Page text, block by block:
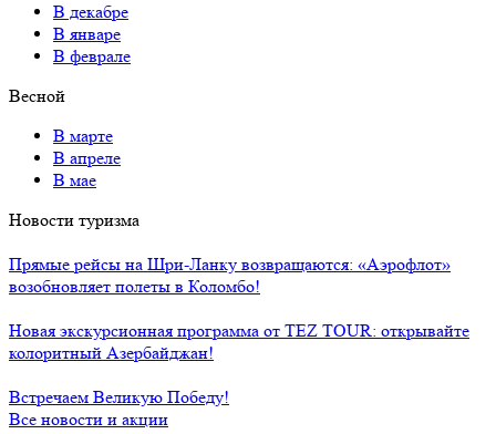
В декабре
В январе
В феврале
Весной
В марте
В апреле
В мае
Новости туризма
Прямые рейсы на Шри-Ланку возвращаются: «Аэрофлот»
возобновляет полеты в Коломбо!
Новая экскурсионная программа от TEZ TOUR: открывайте
колоритный Азербайджан!
Встречаем Великую Победу!
Все новости и акции